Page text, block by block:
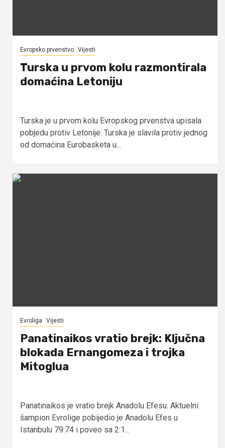
Evropsko prvenstvo Vijesti
Turska u prvom kolu razmontirala
domaćina Letoniju
Turska je u prvom kolu Evropskog prvenstva upisala
pobjedu protiv Letonije. Turska je slavila protiv jednog
od domaćina Eurobasketa u...
Evroliga Vijesti
Panatinaikos vratio brejk: Ključna
blokada Ernangomeza i trojka
Mitoglua
Panatinaikos je vratio brejk Anadolu Efesu. Aktuelni
šampion Evrolige pobijedio je Anadolu Efes u
Istanbulu 79:74 i poveo sa 2:1...